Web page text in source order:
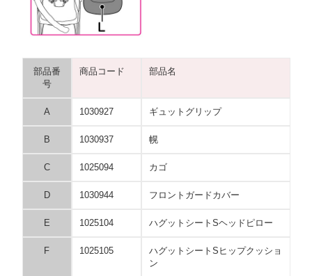
部品番
号
商品コード 部品名
A 1030927 ギュットグリップ
B 1030937 幌
C 1025094 カゴ
D 1030944 フロントガードカバー
E 1025104 ハグットシートSヘッドピロー
F 1025105
ハグットシートSヒップクッショ
ン